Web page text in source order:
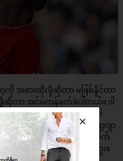
ကို အစားထိုးဖို့ဆိုတာ မဖြစ်နိူင်တာ
တာ အင်မတန်ခတ်ခဲပါတယ်။ ဒါ
ာ့ ဂိုးအနည်းငယ် စသွင်းခဲ့ပါ
နောက်ပိုင်းတော့ နည်းပြ ရော့ဂျာ
ြီး ပွဲထွက်ခွင့် ပုံမှန်ပေးလိုက်
ကျွန်တော် နားမလည်နိူင်ခဲ့ဘူး။